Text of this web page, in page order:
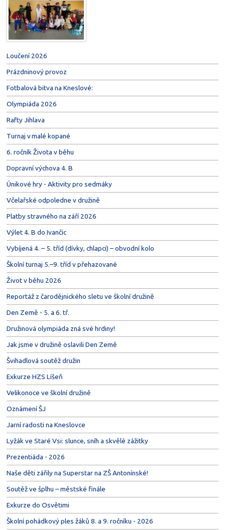
Loučení 2026
Prázdninový provoz
Fotbalová bitva na Kneslové:
Olympiáda 2026
Rafty Jihlava
Turnaj v malé kopané
6. ročník Života v běhu
Dopravní výchova 4. B
Únikové hry - Aktivity pro sedmáky
Včelařské odpoledne v družině
Platby stravného na září 2026
Výlet 4. B do Ivančic
Vybíjená 4. – 5. tříd (dívky, chlapci) – obvodní kolo
Školní turnaj 5.–9. tříd v přehazované
Život v běhu 2026
Reportáž z čarodějnického sletu ve školní družině
Den Země - 5. a 6. tř.
Družinová olympiáda zná své hrdiny!
Jak jsme v družině oslavili Den Země
Švihadlová soutěž družin
Exkurze HZS Líšeň
Velikonoce ve školní družině
Oznámení ŠJ
Jarní radosti na Kneslovce
Lyžák ve Staré Vsi: slunce, sníh a skvělé zážitky
Prezentiáda - 2026
Naše děti zářily na Superstar na ZŠ Antonínské!
Soutěž ve šplhu – městské finále
Exkurze do Osvětimi
Školní pohádkový ples žáků 8. a 9. ročníku - 2026